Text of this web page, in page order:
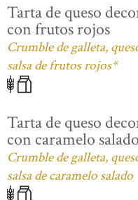
Tarta de queso
con frutos rojos
Crumble de galleta,
salsa de frutos rojos*
Tarta de queso
con caramelo salado
Crumble de galleta,
salsa de caramelo salado